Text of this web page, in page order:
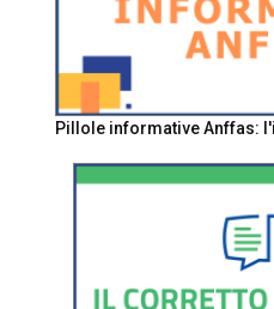
Pillole informative Anffas: